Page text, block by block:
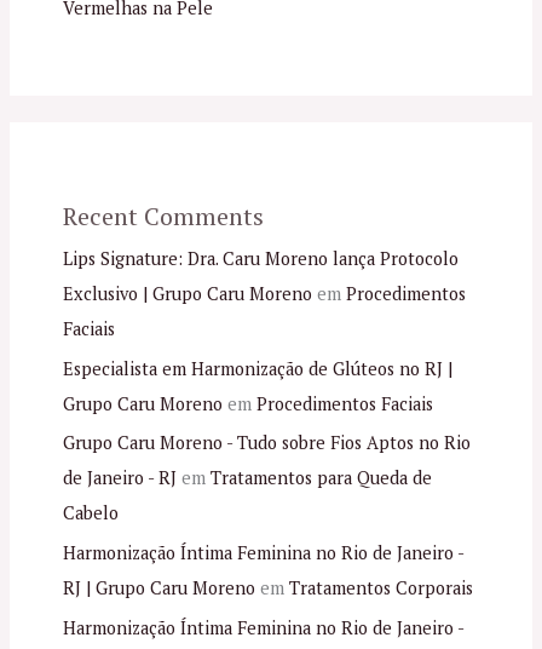
Vermelhas na Pele
Recent Comments
Lips Signature: Dra. Caru Moreno lança Protocolo
Exclusivo | Grupo Caru Moreno em Procedimentos
Faciais
Especialista em Harmonização de Glúteos no RJ |
Grupo Caru Moreno em Procedimentos Faciais
Grupo Caru Moreno - Tudo sobre Fios Aptos no Rio
de Janeiro - RJem Tratamentos para Queda de
Cabelo
Harmonização Íntima Feminina no Rio de Janeiro -
RJ | Grupo Caru Moreno em Tratamentos Corporais
Harmonização Íntima Feminina no Rio de Janeiro -